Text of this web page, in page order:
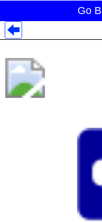
Go
Despliegues
Despliegues
Despliegues por